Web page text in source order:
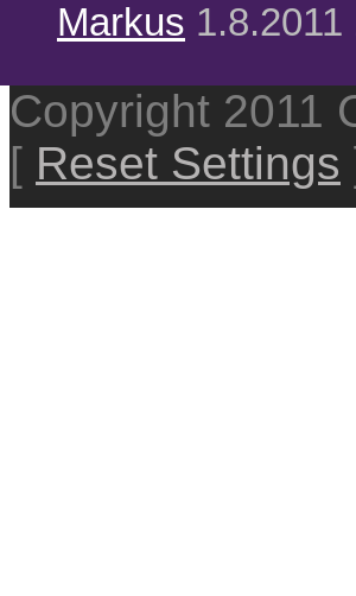
Markus 1.8.2011
Copyright 2011
[ Reset Settings